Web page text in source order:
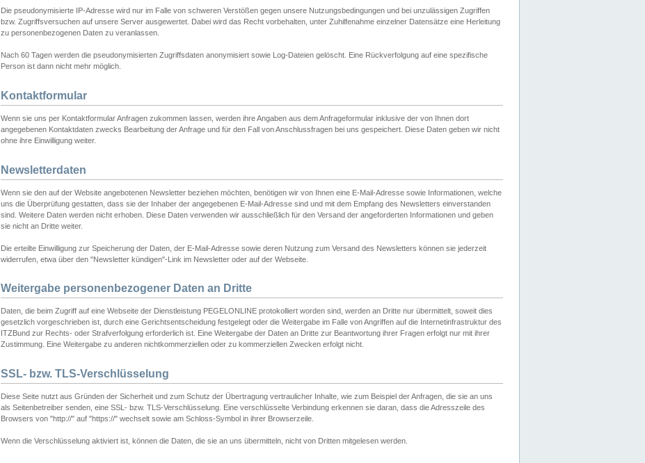
Die pseudonymisierte IP-Adresse wird nur im Falle von schweren Verstößen gegen unsere Nutzungsbedingungen und bei unzulässigen Zugriffen
bzw. Zugriffsversuchen auf unsere Server ausgewertet. Dabei wird das Recht vorbehalten, unter Zuhilfenahme einzelner Datensätze eine Herleitung
zu personenbezogenen Daten zu veranlassen.
Nach 60 Tagen werden die pseudonymisierten Zugriffsdaten anonymisiert sowie Log-Dateien gelöscht. Eine Rückverfolgung auf eine spezifische
Person ist dann nicht mehr möglich.
Kontaktformular
Wenn sie uns per Kontaktformular Anfragen zukommen lassen, werden ihre Angaben aus dem Anfrageformular inklusive der von Ihnen dort
angegebenen Kontaktdaten zwecks Bearbeitung der Anfrage und für den Fall von Anschlussfragen bei uns gespeichert. Diese Daten geben wir nicht
ohne ihre Einwilligung weiter.
Newsletterdaten
Wenn sie den auf der Website angebotenen Newsletter beziehen möchten, benötigen wir von Ihnen eine E-Mail-Adresse sowie Informationen, welche
uns die Überprüfung gestatten, dass sie der Inhaber der angegebenen E-Mail-Adresse sind und mit dem Empfang des Newsletters einverstanden
sind. Weitere Daten werden nicht erhoben. Diese Daten verwenden wir ausschließlich für den Versand der angeforderten Informationen und geben
sie nicht an Dritte weiter.
Die erteilte Einwilligung zur Speicherung der Daten, der E-Mail-Adresse sowie deren Nutzung zum Versand des Newsletters können sie jederzeit
widerrufen, etwa über den "Newsletter kündigen"-Link im Newsletter oder auf der Webseite.
Weitergabe personenbezogener Daten an Dritte
Daten, die beim Zugriff auf eine Webseite der Dienstleistung PEGELONLINE protokolliert worden sind, werden an Dritte nur übermittelt, soweit dies
gesetzlich vorgeschrieben ist, durch eine Gerichtsentscheidung festgelegt oder die Weitergabe im Falle von Angriffen auf die Internetinfrastruktur des
ITZBund zur Rechts- oder Strafverfolgung erforderlich ist. Eine Weitergabe der Daten an Dritte zur Beantwortung ihrer Fragen erfolgt nur mit ihrer
Zustimmung. Eine Weitergabe zu anderen nichtkommerziellen oder zu kommerziellen Zwecken erfolgt nicht.
SSL- bzw. TLS-Verschlüsselung
Diese Seite nutzt aus Gründen der Sicherheit und zum Schutz der Übertragung vertraulicher Inhalte, wie zum Beispiel der Anfragen, die sie an uns
als Seitenbetreiber senden, eine SSL- bzw. TLS-Verschlüsselung. Eine verschlüsselte Verbindung erkennen sie daran, dass die Adresszeile des
Browsers von "http://" auf "https://" wechselt sowie am Schloss-Symbol in ihrer Browserzeile.
Wenn die Verschlüsselung aktiviert ist, können die Daten, die sie an uns übermitteln, nicht von Dritten mitgelesen werden.